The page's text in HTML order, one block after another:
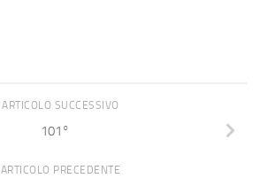
ARTICOLO SUCCESSIVO
101°
ARTICOLO PRECEDENTE